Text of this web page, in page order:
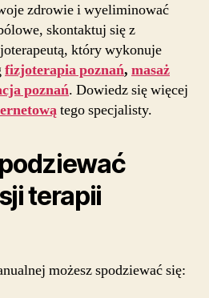
zdrowie i wyeliminować
skontaktuj się z
który wykonuje
fizjoterapia poznań, masaż
poznań. Dowiedz się więcej
tego specjalisty.
terapii
możesz spodziewać się: